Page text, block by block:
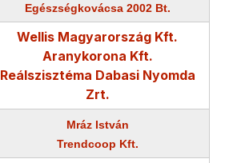
Egészségkovácsa 2002 Bt.
Wellis Magyarország Kft.
Aranykorona Kft.
Reálszisztéma Dabasi Nyomda
Zrt.
Mráz István
Trendcoop Kft.